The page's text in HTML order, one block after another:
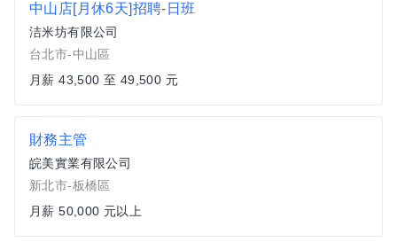
中山店[月休6天]招聘-日班
洁米坊有限公司
台北市-中山區
月薪 43,500 至 49,500 元
財務主管
皖美實業有限公司
新北市-板橋區
月薪 50,000 元以上